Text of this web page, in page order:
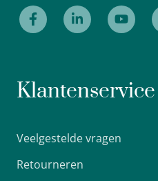
Klantenservice
Veelgestelde vragen
Retourneren